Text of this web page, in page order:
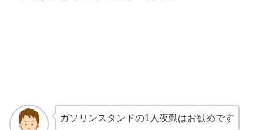
ガソリンスタンドの1人夜勤はお勧めです